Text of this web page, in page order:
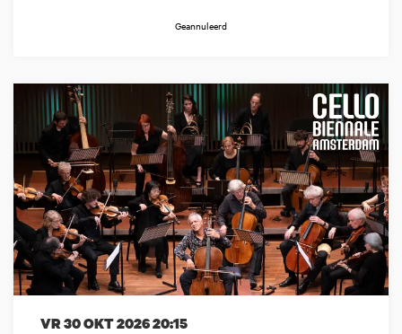
Geannuleerd
VR 30 OKT 202620:15